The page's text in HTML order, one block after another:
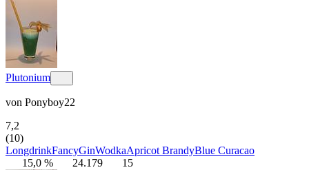
Plutonium
von Ponyboy22
7,2
(10)
LongdrinkFancyGinWodkaApricot BrandyBlue Curacao
15,0 %
24.179 15